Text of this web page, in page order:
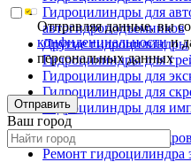
Гидроцилиндры для
автогидроподъемников
Другие гидроцилиндры
Гидроцилиндры для
Гидроцилиндры для
Гидроцилиндры для
Гидроцилиндры для
Ремонт гидроцилиндров
Ремонт гидроцилиндра
Отправляя данные, вы
конфиденциальностии
персональных данных
Отправить
Ваш город